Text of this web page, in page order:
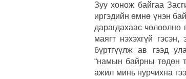
Зуу хонож байгаа
иргэдийн өмнө үнэн
дарагдахаас
маягт нэхэхгүй
бүртгүүлж ав гээд
“намын байрны төдөн
ажил минь нурчихна